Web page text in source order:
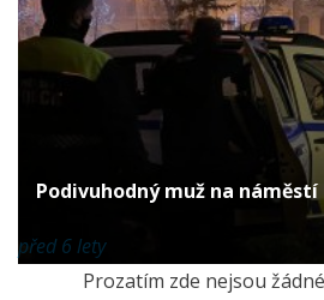
Podivuhodný muž na náměstí
před 6 lety
Prozatím zde nejsou